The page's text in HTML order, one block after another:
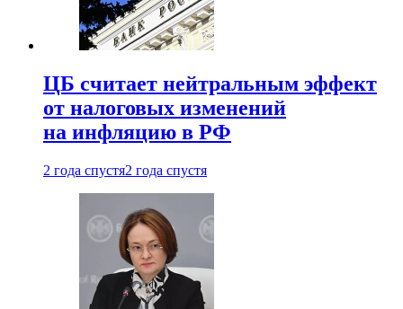
ЦБ считает нейтральным эффект
от налоговых изменений
на инфляцию в РФ
2 года спустя2 года спустя